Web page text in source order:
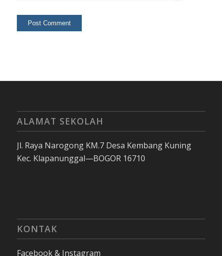
ALAMAT SEKOLAH
Jl. Raya Narogong KM.7 Desa Kembang Kuning
Kec. Klapanunggal—BOGOR 16710
KONTAK
Facebook & Instagram